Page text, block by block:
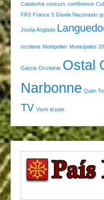
Catalonha concurs conférence
FR3 France 3 Gisela Naconaski
Josèp Anglada
occitane Montpellier Municipales
Garcia Occitanie Ostal
Narbonne Quim
TV Viure al pais